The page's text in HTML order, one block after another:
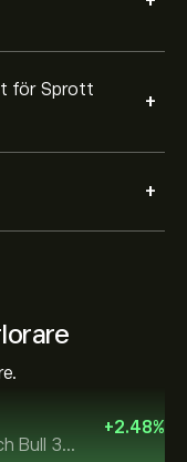
för Sprott
+
+
Direxion Daily S&P Biotech Bull 3X ETF
+2.48%